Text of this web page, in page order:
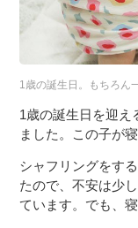
1歳の誕生日。もちろん
1歳の誕生日を迎え
ました。この子が
シャフリングをす
たので、不安は少
ています。でも、